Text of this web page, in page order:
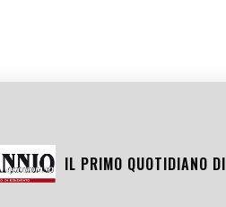
IL PRIMO QUOTIDIANO DI